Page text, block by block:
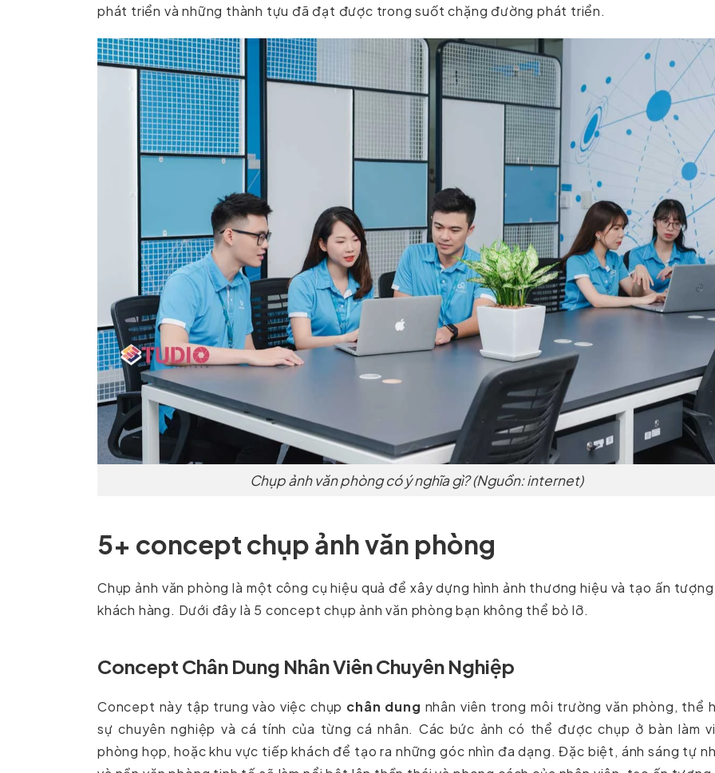
phát triển và những thành tựu đã đạt được trong suốt chặng đường phát triển.
Chụp ảnh văn phòng có ý nghĩa gì? (Nguồn: internet)
5+ concept chụp ảnh văn phòng
Chụp ảnh văn phòng là một công cụ hiệu quả để xây dựng hình ảnh thương hiệu và tạo ấn
khách hàng. Dưới đây là 5 concept chụp ảnh văn phòng bạn không thể bỏ lỡ.
Concept Chân Dung Nhân Viên Chuyên Nghiệp
Concept này tập trung vào việc chụp chân dung nhân viên trong môi trường văn phòng, thể
sự chuyên nghiệp và cá tính của từng cá nhân. Các bức ảnh có thể được chụp ở bàn làm
phòng họp, hoặc khu vực tiếp khách để tạo ra những góc nhìn đa dạng. Đặc biệt, ánh sáng tự